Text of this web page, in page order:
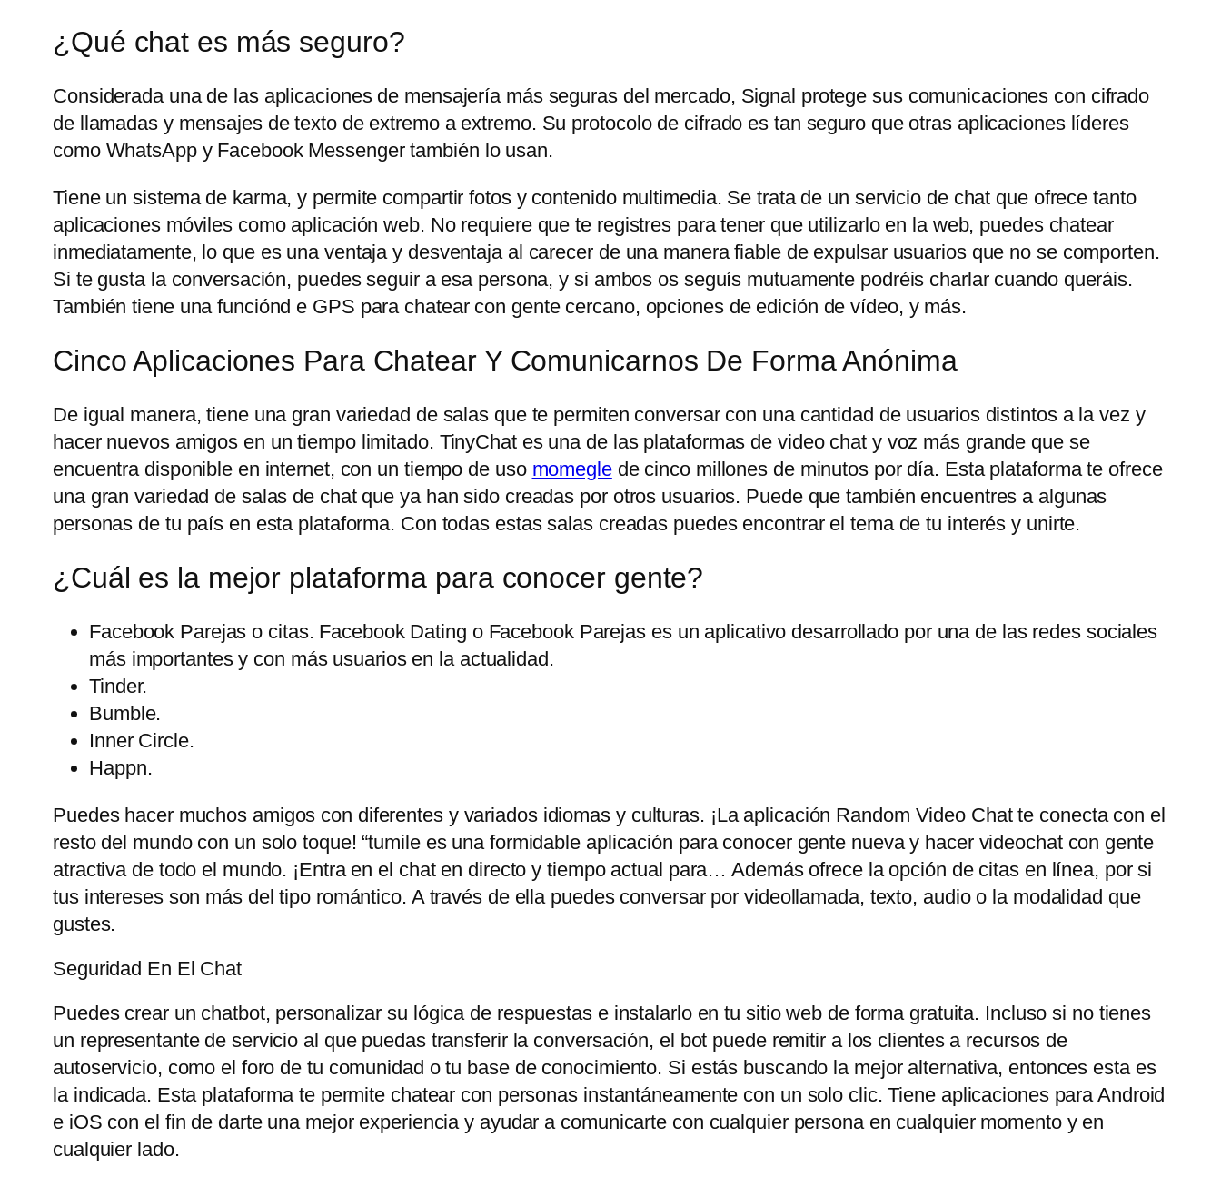
¿Qué chat es más seguro?
Considerada una de las aplicaciones de mensajería más seguras del mercado, Signal protege sus comunicaciones con cifrado
de llamadas y mensajes de texto de extremo a extremo. Su protocolo de cifrado es tan seguro que otras aplicaciones líderes
como WhatsApp y Facebook Messenger también lo usan.
Tiene un sistema de karma, y permite compartir fotos y contenido multimedia. Se trata de un servicio de chat que ofrece tanto
aplicaciones móviles como aplicación web. No requiere que te registres para tener que utilizarlo en la web, puedes chatear
inmediatamente, lo que es una ventaja y desventaja al carecer de una manera fiable de expulsar usuarios que no se comporten.
Si te gusta la conversación, puedes seguir a esa persona, y si ambos os seguís mutuamente podréis charlar cuando queráis.
También tiene una funciónd e GPS para chatear con gente cercano, opciones de edición de vídeo, y más.
Cinco Aplicaciones Para Chatear Y Comunicarnos De Forma Anónima
De igual manera, tiene una gran variedad de salas que te permiten conversar con una cantidad de usuarios distintos a la vez y
hacer nuevos amigos en un tiempo limitado. TinyChat es una de las plataformas de video chat y voz más grande que se
encuentra disponible en internet, con un tiempo de uso momeglede cinco millones de minutos por día. Esta plataforma te ofrece
una gran variedad de salas de chat que ya han sido creadas por otros usuarios. Puede que también encuentres a algunas
personas de tu país en esta plataforma. Con todas estas salas creadas puedes encontrar el tema de tu interés y unirte.
¿Cuál es la mejor plataforma para conocer gente?
Facebook Parejas o citas. Facebook Dating o Facebook Parejas es un aplicativo desarrollado por una de las redes sociales
más importantes y con más usuarios en la actualidad.
Tinder.
Bumble.
Inner Circle.
Happn.
Puedes hacer muchos amigos con diferentes y variados idiomas y culturas. ¡La aplicación Random Video Chat te conecta con el
resto del mundo con un solo toque! “tumile es una formidable aplicación para conocer gente nueva y hacer videochat con gente
atractiva de todo el mundo. ¡Entra en el chat en directo y tiempo actual para… Además ofrece la opción de citas en línea, por si
tus intereses son más del tipo romántico. A través de ella puedes conversar por videollamada, texto, audio o la modalidad que
gustes.
Seguridad En El Chat
Puedes crear un chatbot, personalizar su lógica de respuestas e instalarlo en tu sitio web de forma gratuita. Incluso si no tienes
un representante de servicio al que puedas transferir la conversación, el bot puede remitir a los clientes a recursos de
autoservicio, como el foro de tu comunidad o tu base de conocimiento. Si estás buscando la mejor alternativa, entonces esta es
la indicada. Esta plataforma te permite chatear con personas instantáneamente con un solo clic. Tiene aplicaciones para Android
e iOS con el fin de darte una mejor experiencia y ayudar a comunicarte con cualquier persona en cualquier momento y en
cualquier lado.